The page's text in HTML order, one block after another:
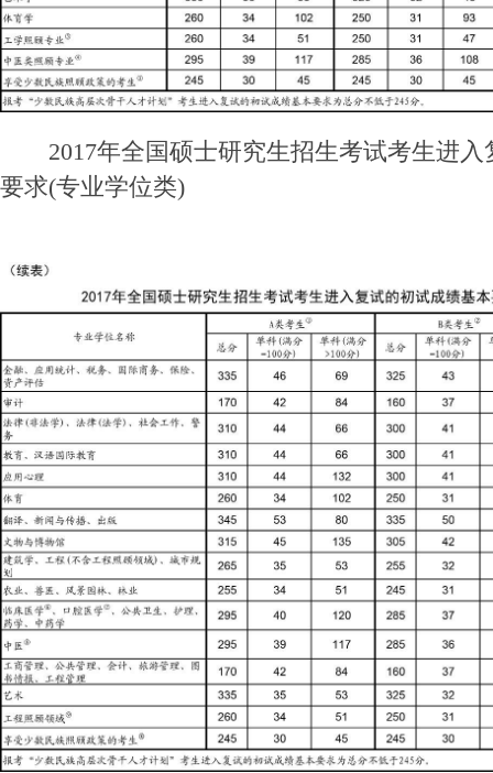
2017年全国硕士研究生招生考试考生进入
要求(专业学位类)